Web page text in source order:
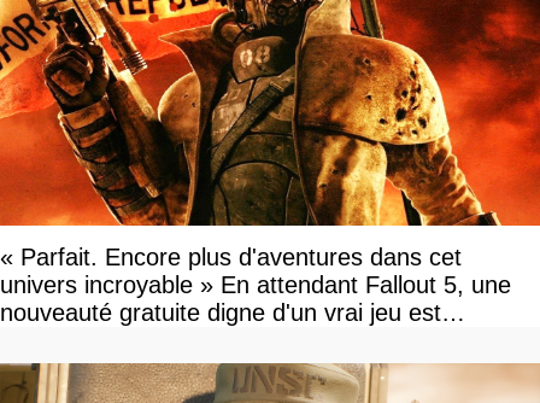
« Parfait. Encore plus d'aventures dans cet
univers incroyable » En attendant Fallout 5, une
nouveauté gratuite digne d'un vrai jeu est